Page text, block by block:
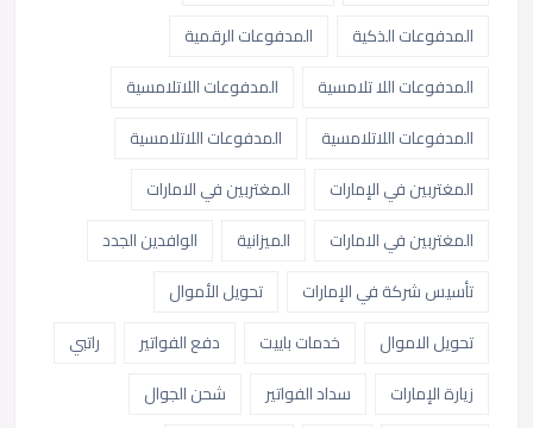
المدفوعات الذكية
المدفوعات الرقمية
المدفوعات اللا تلامسية
المدفوعات اللاتلامسية
المدفوعات اللاتلامسية
المدفوعات اللاتلامسية
المغتربين في الإمارات
المغتربين في الامارات
المغتربين في الامارات
الميزانية
الوافدين الجدد
تأسيس شركة في الإمارات
تحويل الأموال
تحويل الاموال
خدمات باييت دفع الفواتير
راتبي
زيارة الإمارات
سداد الفواتير
شحن الجوال